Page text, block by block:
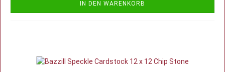
IN DEN WARENKORB